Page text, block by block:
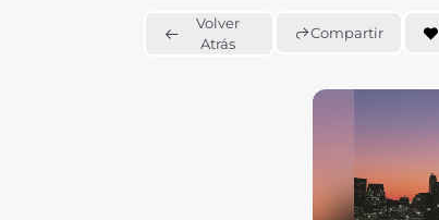
Volver
Atrás
Compartir